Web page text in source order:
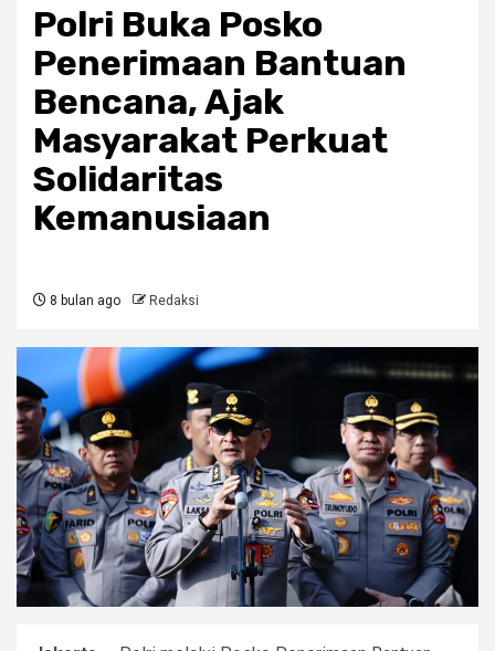
Polri Buka Posko
Penerimaan Bantuan
Bencana, Ajak
Masyarakat Perkuat
Solidaritas
Kemanusiaan
8 bulan ago Redaksi